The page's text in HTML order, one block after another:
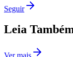
Seguir
Leia